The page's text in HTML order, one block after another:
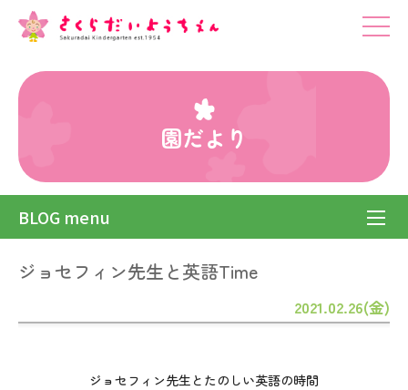
園だより
BLOG menu
ジョセフィン先生と英語Time
2021.02.26(金)
ジョセフィン先生とたのしい英語の時間